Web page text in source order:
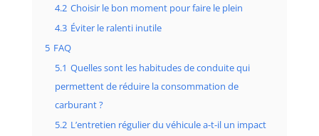
4.2 Choisir le bon moment pour faire le plein
4.3 Éviter le ralenti inutile
5 FAQ
5.1 Quelles sont les habitudes de conduite qui
permettent de réduire la consommation de
carburant ?
5.2 L’entretien régulier du véhicule a-t-il un impact